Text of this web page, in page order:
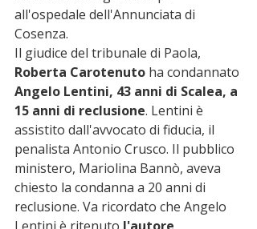
all'ospedale dell'Annunciata di
Cosenza.
Il giudice del tribunale di Paola,
Roberta Carotenuto ha condannato
Angelo Lentini, 43 anni di Scalea, a
15 anni di reclusione. Lentini è
assistito dall'avvocato di fiducia, il
penalista Antonio Crusco. Il pubblico
ministero, Mariolina Bannò, aveva
chiesto la condanna a 20 anni di
reclusione. Va ricordato che Angelo